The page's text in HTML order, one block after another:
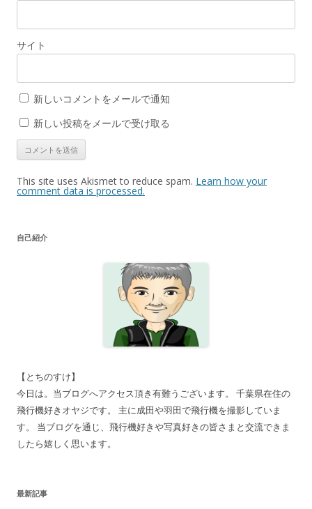
サイト
新しいコメントをメールで通知
新しい投稿をメールで受け取る
This site uses Akismet to reduce spam. Learn how your
comment data is processed.
自己紹介
【とちのすけ】
今日は。当ブログへアクセス頂き有難うございます。 千葉県在住の
飛行機好きオヤジです。 主に成田や羽田で飛行機を撮影していま
す。 当ブログを通じ、飛行機好きや写真好きの皆さまと交流できま
したら嬉しく思います。
最新記事